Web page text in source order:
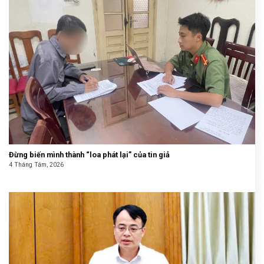
Đừng biến mình thành “loa phát lại” của tin giả
4 Tháng Tám, 2026